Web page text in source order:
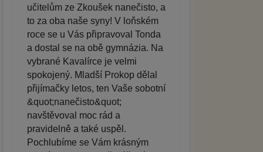
učitelům ze Zkoušek nanečisto, a
to za oba naše syny! V loňském
roce se u Vás připravoval Tonda
a dostal se na obě gymnázia. Na
vybrané Kavalírce je velmi
spokojený. Mladší Prokop dělal
přijímačky letos, ten Vaše sobotní
&quot;nanečisto&quot;
navštěvoval moc rád a
pravidelně a také uspěl.
Pochlubíme se Vám krásným